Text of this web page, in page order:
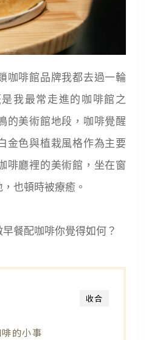
咖啡館品牌我都去過一輪
是我最常走進的咖啡館之
的美術館地段，咖啡覺醒
金色與植栽風格作為主要
啡廳裡的美術館，坐在窗
也頓時被療癒。
餐配咖啡你覺得如何？
收合
的小事